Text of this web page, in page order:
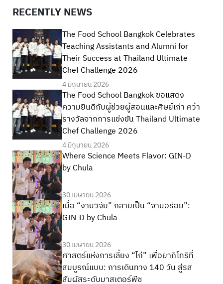
RECENTLY NEWS
The Food School Bangkok Celebrates
Teaching Assistants and Alumni for
Their Success at Thailand Ultimate
Chef Challenge 2026
4 มิถุนายน 2026
The Food School Bangkok ขอแสดง
ความยินดีกับผู้ช่วยผู้สอนและศิษย์เก่า คว้า
รางวัลจากการแข่งขัน Thailand Ultimate
Chef Challenge 2026
4 มิถุนายน 2026
Where Science Meets Flavor: GIN-D
by Chula
30 เมษายน 2026
เมื่อ “งานวิจัย” กลายเป็น “จานอร่อย”:
GIN-D by Chula
30 เมษายน 2026
ศาสตร์แห่งการเลี้ยง “ไก่” เพื่อยากิโทริที่
สมบูรณ์แบบ: การเดินทาง 140 วัน สู่รส
สัมผัสระดับมาสเตอร์พีซ